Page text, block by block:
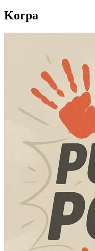
Korpa